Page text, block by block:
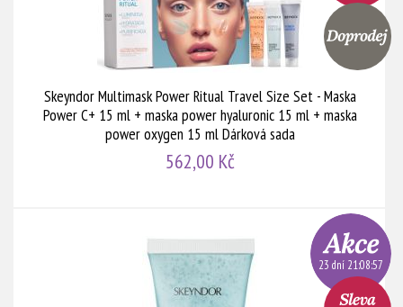
Skeyndor Multimask Power Ritual Travel Size Set - Maska
Power C+ 15 ml + maska power hyaluronic 15 ml + maska
power oxygen 15 ml Dárková sada
562,00 Kč
23 dní 21:08:56